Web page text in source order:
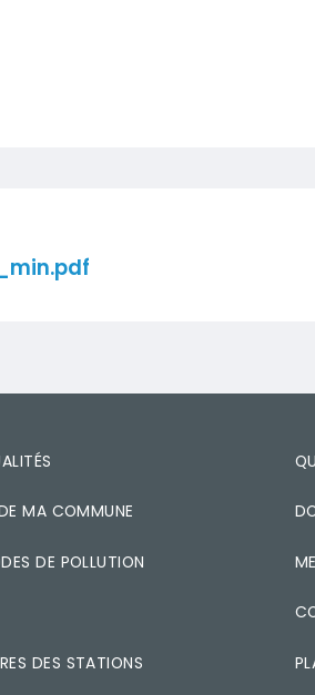
MA COMMUNE
DE POLLUTION
DES STATIONS